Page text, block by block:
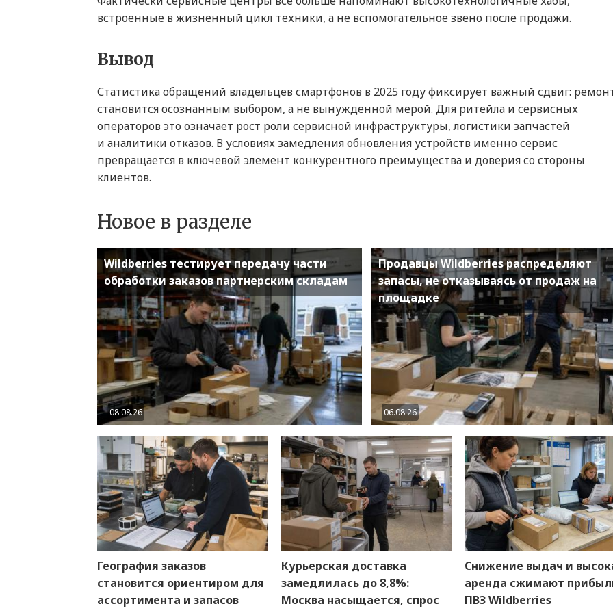
встроенные в жизненный цикл техники, а не вспомогательное звено после продажи.
Вывод
Статистика обращений владельцев смартфонов в 2025 году фиксирует важный сдвиг:
становится осознанным выбором, а не вынужденной мерой. Для ритейла и сервисных
операторов это означает рост роли сервисной инфраструктуры, логистики запчастей
и аналитики отказов. В условиях замедления обновления устройств именно сервис
превращается в ключевой элемент конкурентного преимущества и доверия со стороны
клиентов.
Новое в разделе
Wildberries тестирует передачу части
обработки заказов партнерским складам
08.08.26
Продавцы Wildberries распределяют
запасы, не отказываясь от продаж на
площадке
06.08.26
География заказов
становится ориентиром для
ассортимента и запасов
Курьерская доставка
замедлилась до 8,8%:
Москва насыщается, спрос
Снижение выдач и
аренда сжимают
ПВЗ Wildberries